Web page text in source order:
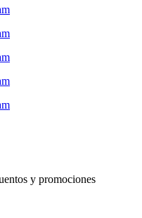
y promociones